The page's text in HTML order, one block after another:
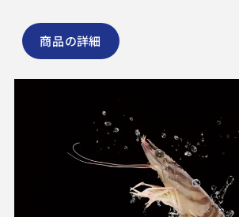
商品の詳細